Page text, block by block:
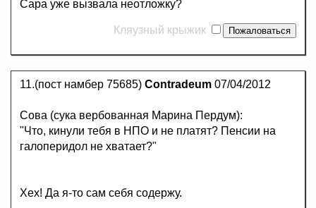
Сара уже вызвала неотложку?
Кляузный крыжик
11.(пост намбер 75685) Contradeum 07/04/2012
Сова (сука вербованная Марина Пердум):
"Что, кинули тебя в НПО и не платят? Пенсии на
галоперидол не хватает?"
Хех! Да я-то сам себя содержу.